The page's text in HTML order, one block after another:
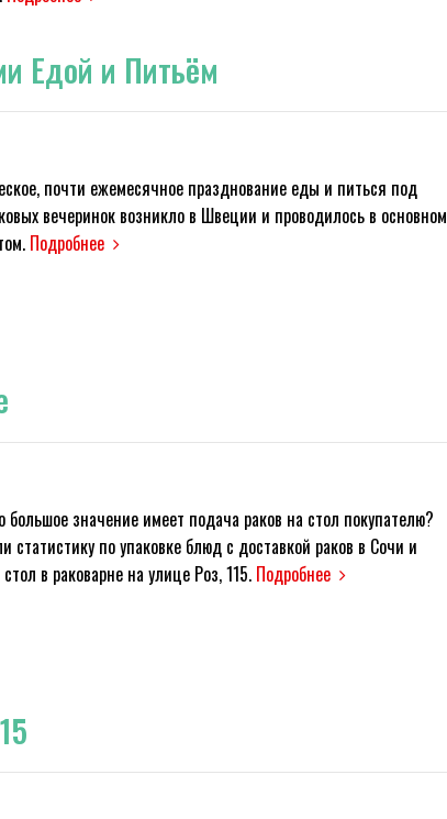
Едой и Питьём
почти ежемесячное празднование еды и питься под
вечеринок возникло в Швеции и проводилось в основном
Подробнее
большое значение имеет подача раков на стол покупателю?
статистику по упаковке блюд с доставкой раков в Сочи и
в раковарне на улице Роз, 115. Подробнее